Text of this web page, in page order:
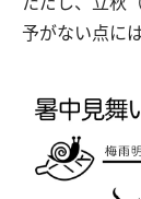
予がない点に